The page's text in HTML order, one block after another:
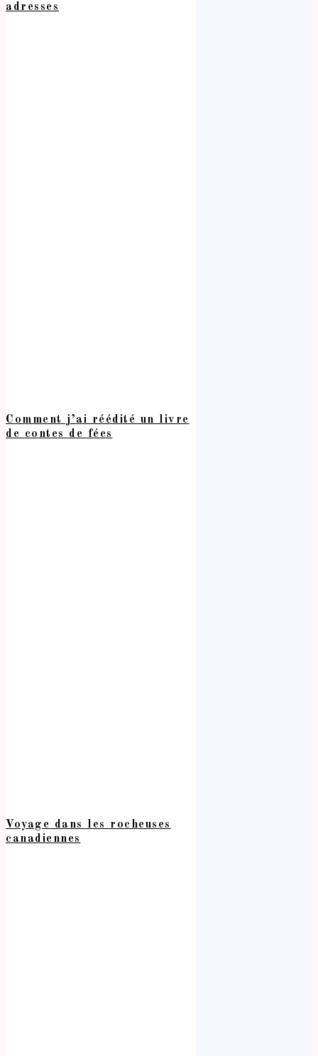
adresses
Comment j’ai réédité un livre
de contes de fées
Voyage dans les rocheuses
canadiennes